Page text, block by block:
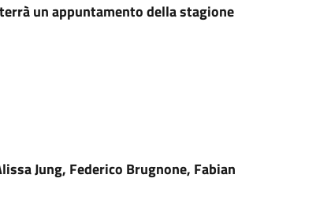
un appuntamento della stagione
Jung, Federico Brugnone, Fabian